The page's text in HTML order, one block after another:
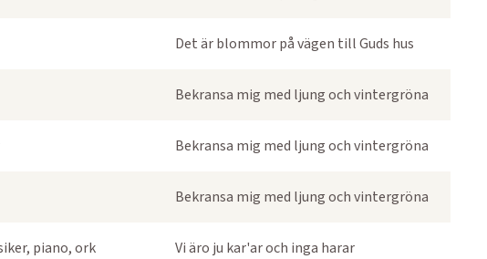
Det är blommor på vägen till Guds hus
Bekransa mig med ljung och vintergröna
Bekransa mig med ljung och vintergröna
Bekransa mig med ljung och vintergröna
piano, ork Vi äro ju kar'ar och inga harar